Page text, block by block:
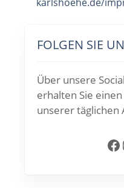
FOLGEN SIE
Über unsere
erhalten Sie
unserer täglichen
Facebook